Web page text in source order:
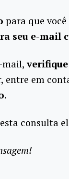
para que
seu e-mail
mail,
entre em
.
consulta